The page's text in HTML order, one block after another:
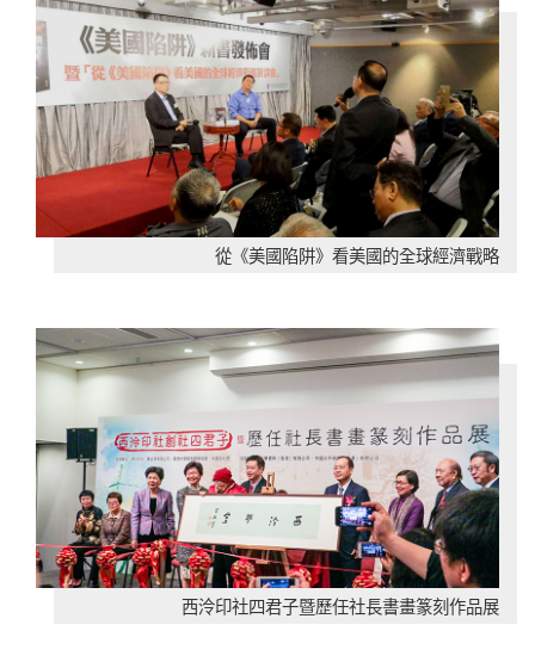
從《美國陷阱》看美國的全球經濟戰略
西泠印社四君子暨歷任社長書畫篆刻作品展